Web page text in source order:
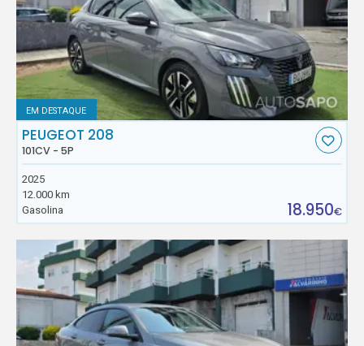
EM DESTAQUE
PEUGEOT 208
101CV - 5P
2025
12.000 km
Gasolina
18.950€